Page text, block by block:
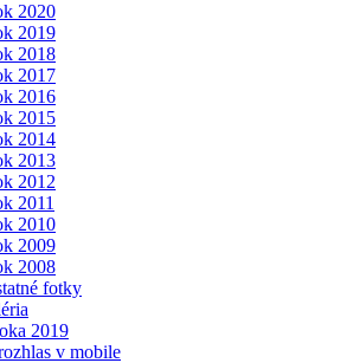
2020
2019
2018
2017
2016
2015
2014
2013
2012
2011
2010
2009
2008
fotky
2019
v mobile